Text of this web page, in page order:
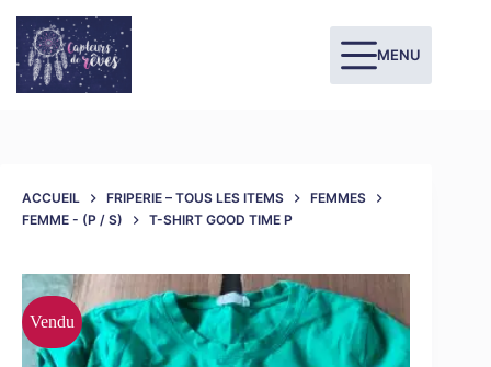
MENU
ACCUEIL FRIPERIE – TOUS LES ITEMS
FEMMES
FEMME - (P / S)
T-SHIRT GOOD TIME P
Vendu